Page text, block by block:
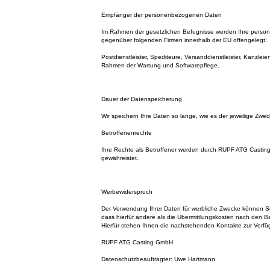
Empfänger der personenbezogenen Daten
Im Rahmen der gesetzlichen Befugnisse werden Ihre
gegenüber folgenden Firmen innerhalb der EU offengelegt:
Postdienstleister, Spediteure, Versanddienstleister,
Rahmen der Wartung und Softwarepflege.
Dauer der Datenspeicherung
Wir speichern Ihre Daten so lange, wie es der jeweilige
Betroffenenrechte
Ihre Rechte als Betroffener werden durch RUPF ATG
gewähreistet.
Werbewiderspruch
Der Verwendung Ihrer Daten für werbliche Zwecke können
dass hierfür andere als die Übermittlungskosten nach den
Hierfür stehen Ihnen die nachstehenden Kontakte zur
RUPF ATG Casting GmbH
Datenschutzbeauftragter: Uwe Hartmann